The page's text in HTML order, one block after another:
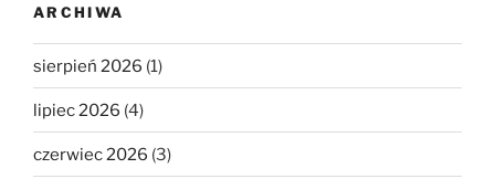
ARCHIWA
sierpień 2026 (1)
lipiec 2026 (4)
czerwiec 2026 (3)